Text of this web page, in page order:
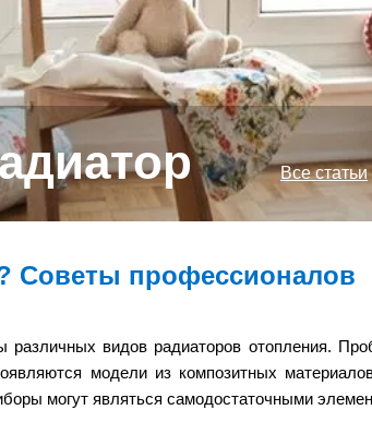
Все статьи
Советы профессионалов
видов радиаторов отопления.
модели из композитных
могут являться самодостаточными